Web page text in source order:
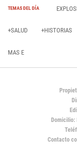
TEMAS DEL DÍA
+SALUD +HISTORIAS
MAS E
Domicilio:
Contacto